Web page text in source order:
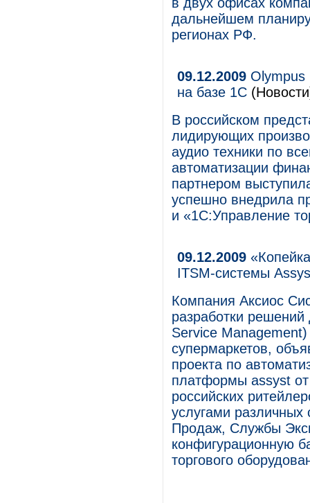
дальнейшем
регионах РФ.
09.12.2009 Olympus
на базе 1С
В российском
лидирующих
аудио техники по
автоматизации
партнером
успешно внедрила
и «1С:Управление
09.12.2009
ITSM-системы
Компания Аксиос
разработки
Service
супермаркетов,
проекта по
платформы assyst
российских
услугами
Продаж, Службы
конфигурационную
торгового